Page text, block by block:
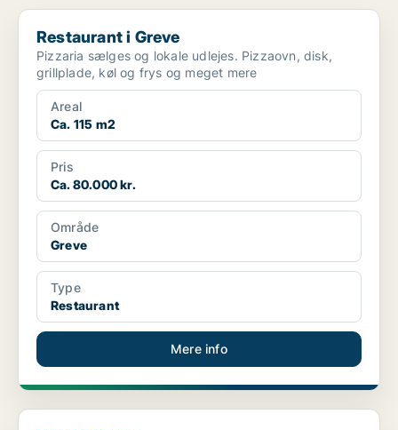
Restaurant i Greve
Restaurant i Greve
Pizzaria sælges og lokale udlejes. Pizzaovn, disk,
grillplade, køl og frys og meget mere
Areal
Ca. 115 m2
Pris
Ca. 80.000 kr.
Område
Greve
Type
Restaurant
Mere info
Klinik i Greve